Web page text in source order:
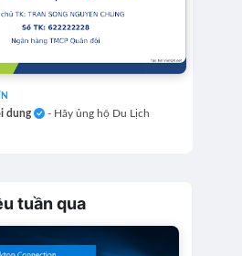
dung
- Hãy ủng hộ Du Lịch
tuần qua